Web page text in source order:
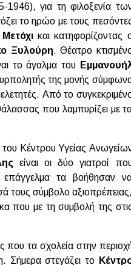
1946), για τη φιλοξενία
το ηρώο με τους
Μετόχικαι κατηφορίζοντας
Ξυλούρη. Θέατρο
τo άγαλμα του
της μονής
Από το
που λαμπυρίζει με
Κέντρου Υγείας
είναι οι δύο γιατροί
τα βοήθησαν
τους σύμβολο αξιοπρέπειας,
που με τη συμβολή της
τα σχολεία στην
Σήμερα στεγάζει το